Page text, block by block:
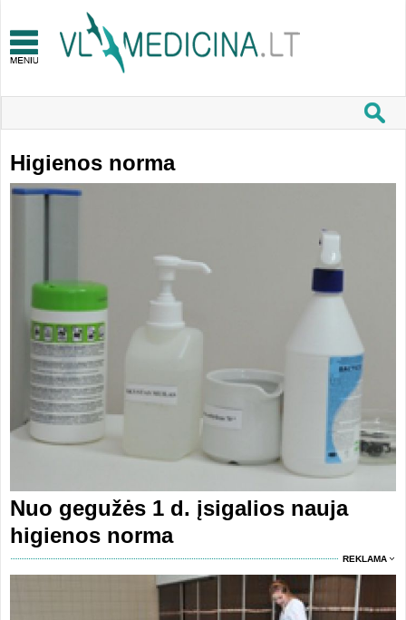
Higienos norma
Nuo gegužės 1 d. įsigalios nauja
higienos norma
REKLAMA